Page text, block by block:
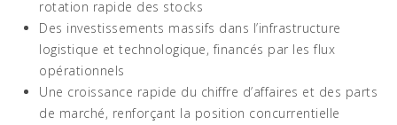
rotation rapide des stocks
Des investissements massifs dans l’infrastructure
logistique et technologique, financés par les flux
opérationnels
Une croissance rapide du chiffre d’affaires et des parts
de marché, renforçant la position concurrentielle